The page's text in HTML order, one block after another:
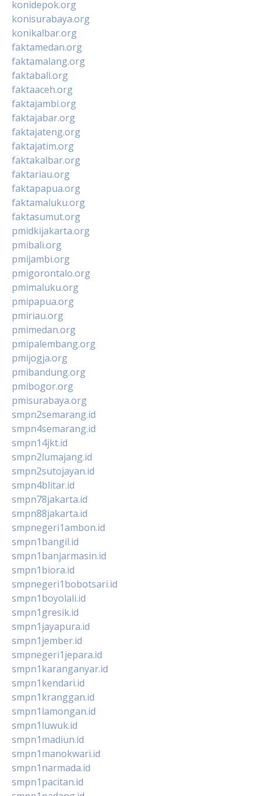
konidepok.org
konisurabaya.org
konikalbar.org
faktamedan.org
faktamalang.org
faktabali.org
faktaaceh.org
faktajambi.org
faktajabar.org
faktajateng.org
faktajatim.org
faktakalbar.org
faktariau.org
faktapapua.org
faktamaluku.org
faktasumut.org
pmidkijakarta.org
pmibali.org
pmijambi.org
pmigorontalo.org
pmimaluku.org
pmipapua.org
pmiriau.org
pmimedan.org
pmipalembang.org
pmijogja.org
pmibandung.org
pmibogor.org
pmisurabaya.org
smpn2semarang.id
smpn4semarang.id
smpn14jkt.id
smpn2lumajang.id
smpn2sutojayan.id
smpn4blitar.id
smpn78jakarta.id
smpn88jakarta.id
smpnegeri1ambon.id
smpn1bangil.id
smpn1banjarmasin.id
smpn1biora.id
smpnegeri1bobotsari.id
smpn1boyolali.id
smpn1gresik.id
smpn1jayapura.id
smpn1jember.id
smpnegeri1jepara.id
smpn1karanganyar.id
smpn1kendari.id
smpn1kranggan.id
smpn1lamongan.id
smpn1luwuk.id
smpn1madiun.id
smpn1manokwari.id
smpn1narmada.id
smpn1pacitan.id